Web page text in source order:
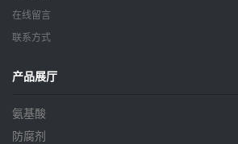
在线留言
联系方式
产品展厅
氨基酸
防腐剂